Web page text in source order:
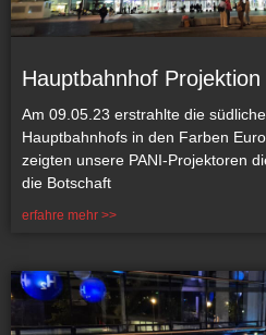
Hauptbahnhof Projektion
Am 09.05.23 erstrahlte die
Hauptbahnhofs in den Farben
zeigten unsere PANI-Projektoren
die Botschaft
erfahre mehr >>